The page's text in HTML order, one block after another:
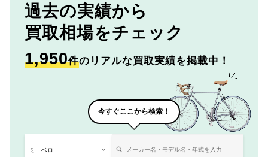
過去の実績から
買取相場をチェック
1,950件のリアルな買取実績を掲載中！
今すぐここから検索！